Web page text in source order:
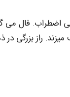
فال می‌
راز بزرگی